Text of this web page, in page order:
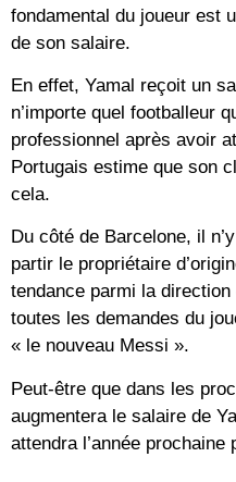
fondamental du joueur est
de son salaire.
En effet, Yamal reçoit un
n’importe quel footballeur
professionnel après avoir
Portugais estime que son
cela.
Du côté de Barcelone, il
partir le propriétaire
tendance parmi la
toutes les demandes du
« le nouveau Messi ».
Peut-être que dans les
augmentera le salaire de
attendra l’année prochaine